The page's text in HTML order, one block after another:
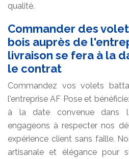
qualité.
Commander des
bois auprès de
livraison se fera à la
le contrat
Commandez vos volets
l'entreprise AF Pose et
à la date convenue dans
engageons à respecter nos
expérience client sans faille.
artisanale et élégance pour